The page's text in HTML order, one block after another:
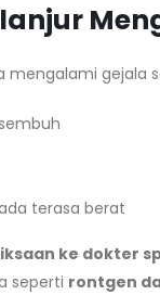
mengalami gejala
terasa berat
ke dokter
seperti rontgen